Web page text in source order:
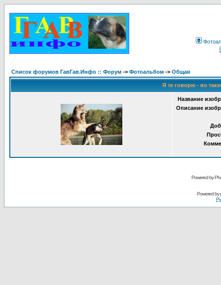
Список форумов ГавГав.Инфо :: Форум -> Фотоальбом -> Общая
Я те говорю - во
Название
Описание
Powered by
Powered by